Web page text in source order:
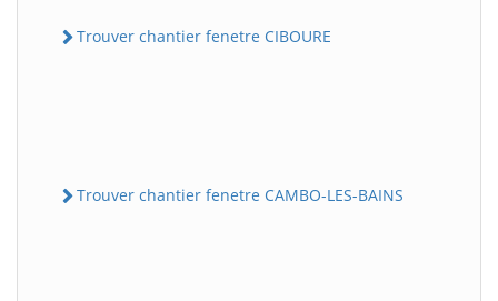
Trouver chantier fenetre CIBOURE
Trouver chantier fenetre CAMBO-LES-BAINS